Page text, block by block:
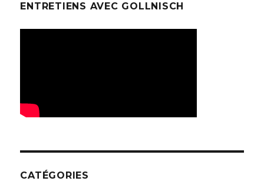
ENTRETIENS AVEC GOLLNISCH
CATÉGORIES